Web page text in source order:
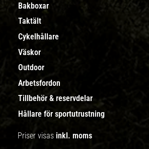
Bakboxar
Taktält
Cykelhållare
Väskor
Outdoor
Arbetsfordon
Tillbehör & reservdelar
Hållare för sportutrustning
Priser visas inkl. moms